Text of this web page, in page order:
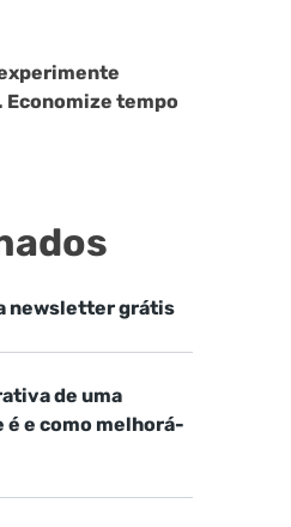
tempo
newsletter grátis
de uma
é e como melhorá-